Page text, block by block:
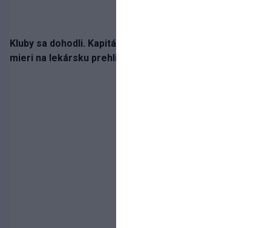
Kluby sa dohodli. Kapitán Sparty Praha Lukáš Haraslín
mieri na lekársku prehliadku